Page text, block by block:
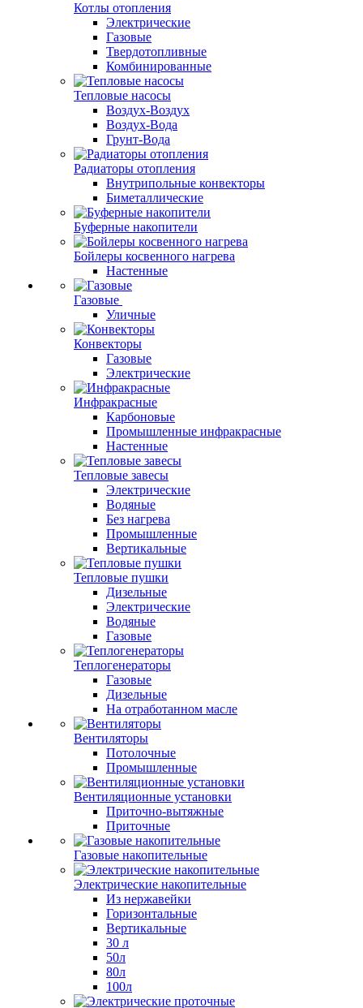
Котлы отопления
Электрические
Газовые
Твердотопливные
Комбинированные
Тепловые насосы
Воздух-Воздух
Воздух-Вода
Грунт-Вода
Радиаторы отопления
Внутрипольные конвекторы
Биметаллические
Буферные накопители
Бойлеры косвенного нагрева
Настенные
Газовые
Уличные
Конвекторы
Газовые
Электрические
Инфракрасные
Карбоновые
Промышленные инфракрасные
Настенные
Тепловые завесы
Электрические
Водяные
Без нагрева
Промышленные
Вертикальные
Тепловые пушки
Дизельные
Электрические
Водяные
Газовые
Теплогенераторы
Газовые
Дизельные
На отработанном масле
Вентиляторы
Потолочные
Промышленные
Вентиляционные установки
Приточно-вытяжные
Приточные
Газовые накопительные
Электрические накопительные
Из нержавейки
Горизонтальные
Вертикальные
30 л
50л
80л
100л